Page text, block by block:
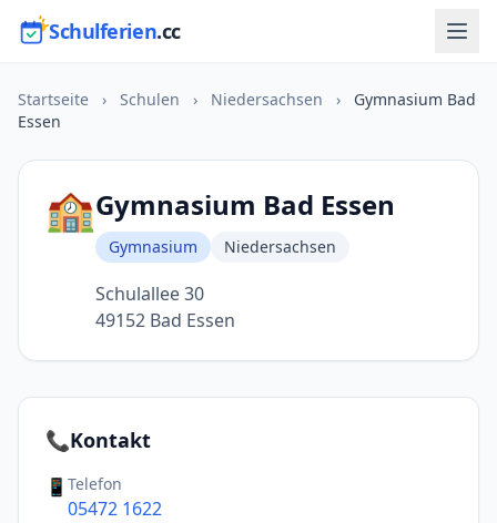
Schulferien.cc
Startseite › Schulen › Niedersachsen ›
Gymnasium Bad
Essen
🏫Gymnasium Bad Essen
Gymnasium Niedersachsen
Schulallee 30
49152 Bad Essen
📞Kontakt
📱 Telefon
05472 1622